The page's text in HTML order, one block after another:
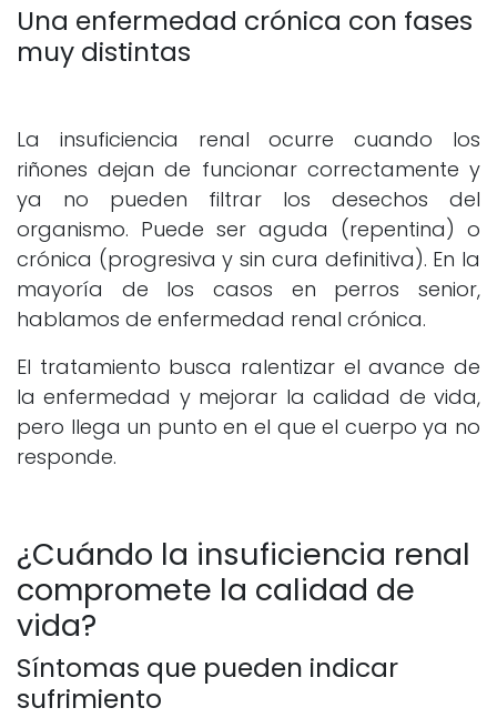
Una enfermedad crónica con fases
muy distintas
La insuficiencia renal ocurre cuando los
riñones dejan de funcionar correctamente y
ya no pueden filtrar los desechos del
organismo. Puede ser aguda (repentina) o
crónica (progresiva y sin cura definitiva). En la
mayoría de los casos en perros senior,
hablamos de enfermedad renal crónica.
El tratamiento busca ralentizar el avance de
la enfermedad y mejorar la calidad de vida,
pero llega un punto en el que el cuerpo ya no
responde.
¿Cuándo la insuficiencia renal
compromete la calidad de
vida?
Síntomas que pueden indicar
sufrimiento